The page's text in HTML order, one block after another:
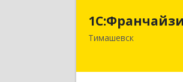
Тимашевск
Краснодарский
н, Медведовская